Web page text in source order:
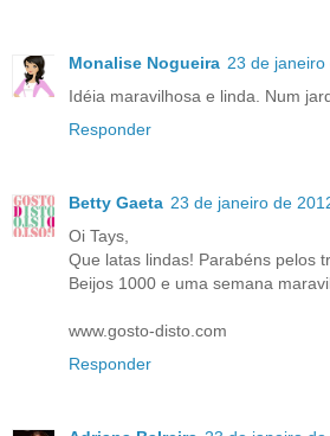
Monalise Nogueira 23 de
Idéia maravilhosa e linda. Num
Responder
Betty Gaeta 23 de janeiro de
Oi Tays,
Que latas lindas! Parabéns pelos
Beijos 1000 e uma semana
www.gosto-disto.com
Responder